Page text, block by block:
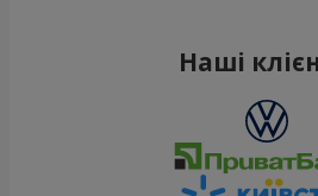
Наші